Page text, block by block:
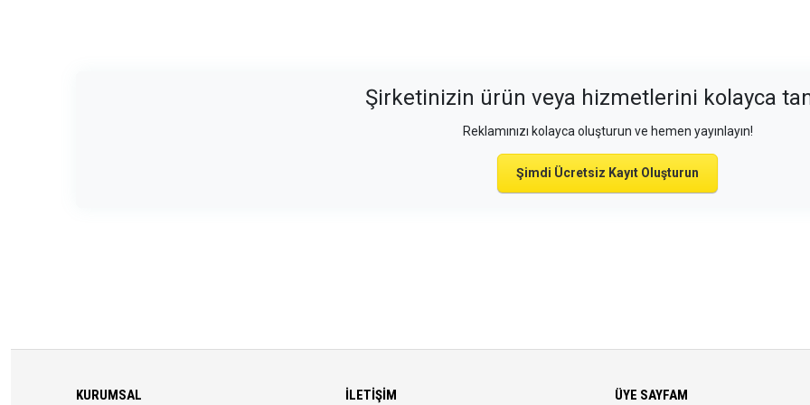
Şirketinizin ürün veya hizmetlerini kolayca
Reklamınızı kolayca oluşturun ve hemen yayınlayın!
Şimdi Ücretsiz Kayıt Oluşturun
KURUMSAL İLETIŞIM ÜYE SAYFAM